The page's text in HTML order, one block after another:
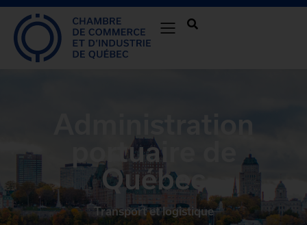
portuaire de
Québec
Transport et logistique